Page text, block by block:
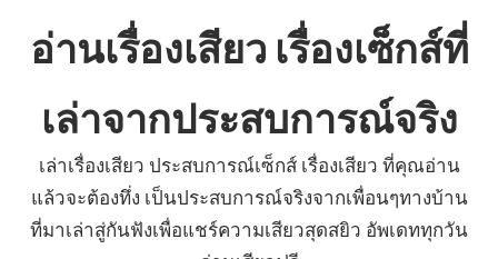
อ่านเรื่องเสียว เรื่องเซ็กส์ที่
เล่าจากประสบการณ์จริง
เล่าเรื่องเสียว ประสบการณ์เซ็กส์ เรื่องเสียว ที่คุณอ่าน
แล้วจะต้องทึ่ง เป็นประสบการณ์จริงจากเพื่อนๆทางบ้าน
ที่มาเล่าสู่กันฟังเพื่อแชร์ความเสียวสุดสยิว อัพเดททุกวัน